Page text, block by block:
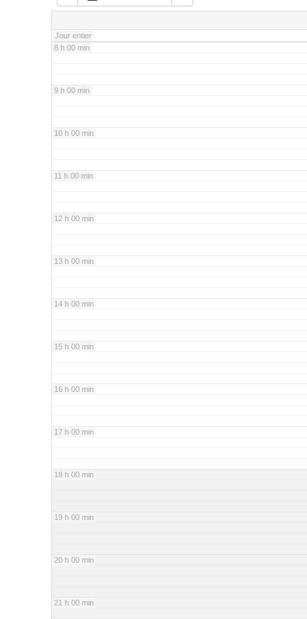
Jour entier
7 h 00 min
8 h 00 min
9 h 00 min
10 h 00 min
11 h 00 min
12 h 00 min
13 h 00 min
14 h 00 min
15 h 00 min
16 h 00 min
17 h 00 min
18 h 00 min
19 h 00 min
20 h 00 min
21 h 00 min